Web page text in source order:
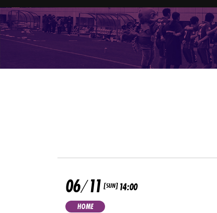
06/11 [SUN] 14:00
HOME